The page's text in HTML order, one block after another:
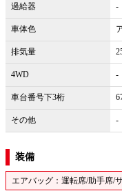
過給器 -
車体色
排気量
4WD -
車台番号下3桁
その他 -
装備
エアバッグ：運転席/助手席/